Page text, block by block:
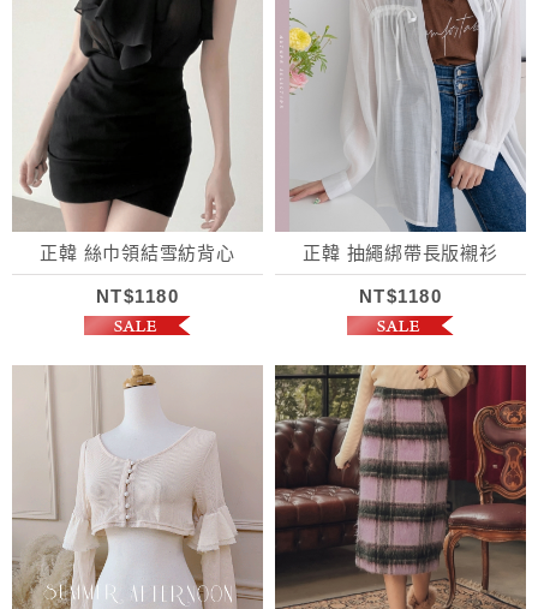
正韓 絲巾領結雪紡背心
NT$1180
正韓 抽繩綁帶長版襯衫
NT$1180